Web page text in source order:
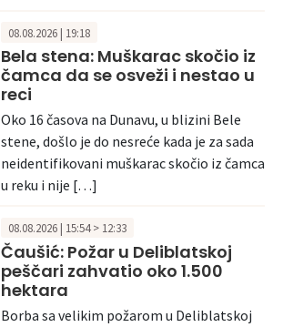
08.08.2026 | 19:18
Bela stena: Muškarac skočio iz
čamca da se osveži i nestao u
reci
Oko 16 časova na Dunavu, u blizini Bele
stene, došlo je do nesreće kada je za sada
neidentifikovani muškarac skočio iz čamca
u reku i nije […]
08.08.2026 | 15:54 > 12:33
Čaušić: Požar u Deliblatskoj
peščari zahvatio oko 1.500
hektara
Borba sa velikim požarom u Deliblatskoj